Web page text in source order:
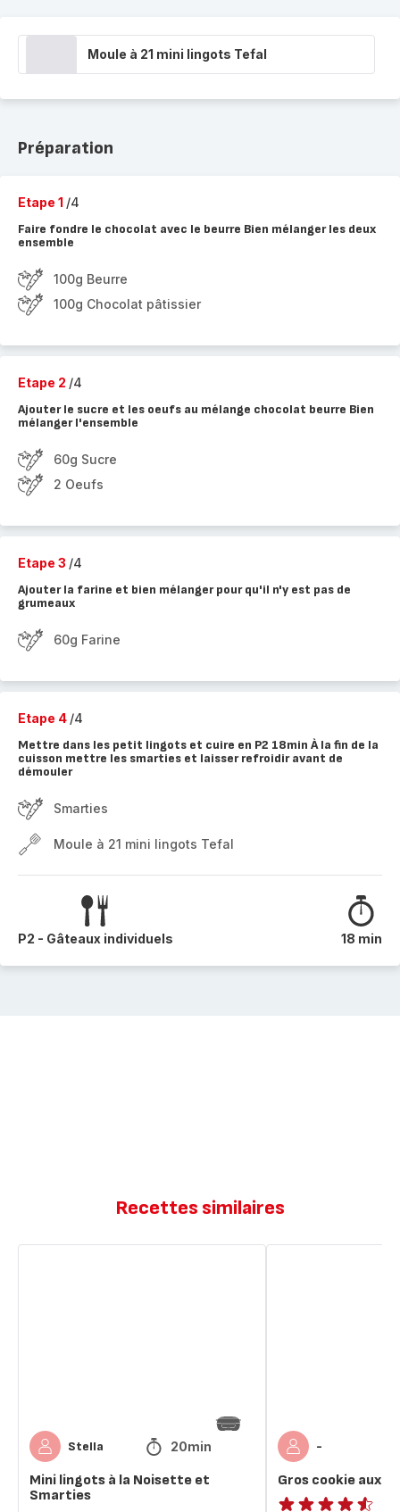
Moule à 21 mini lingots Tefal
Préparation
Etape 1 /4
Faire fondre le chocolat avec le beurre Bien mélanger les deux
ensemble
100g Beurre
100g Chocolat pâtissier
Etape 2 /4
Ajouter le sucre et les oeufs au mélange chocolat beurre Bien
mélanger l'ensemble
60g Sucre
2 Oeufs
Etape 3 /4
Ajouter la farine et bien mélanger pour qu'il n'y est pas de
grumeaux
60g Farine
Etape 4 /4
Mettre dans les petit lingots et cuire en P2 18min À la fin de la
cuisson mettre les smarties et laisser refroidir avant de
démouler
Smarties
Moule à 21 mini lingots Tefal
P2 - Gâteaux individuels 18 min
Recettes similaires
Stella 20min
Mini lingots à la Noisette et
Smarties
-
Gros cookie aux